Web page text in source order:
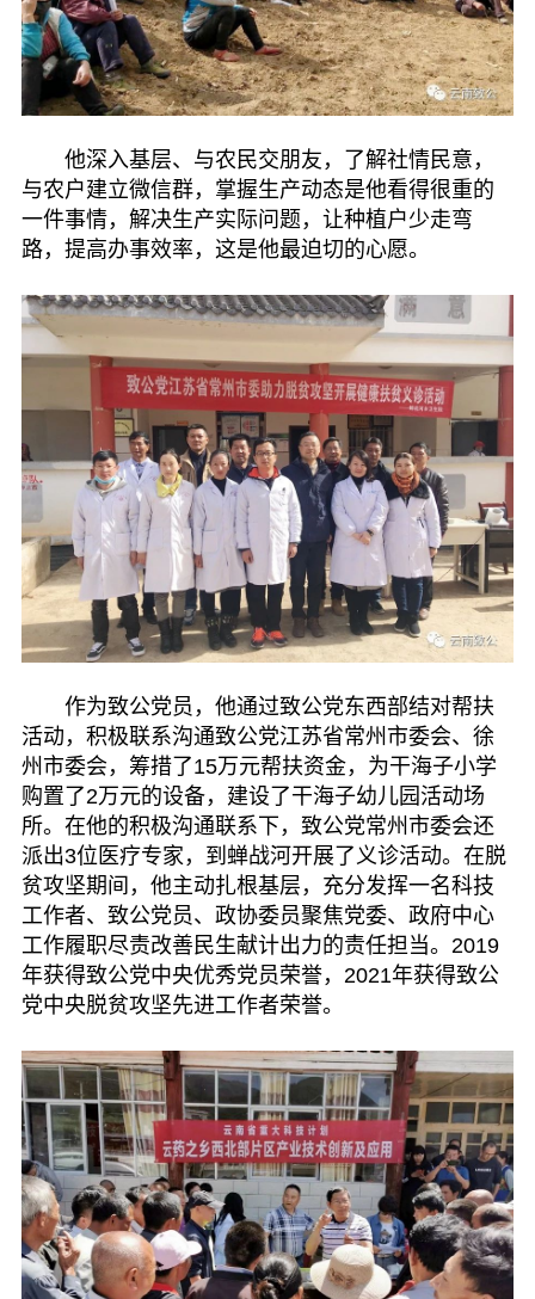
他深入基层、与农民交朋友，了解社情民意，
与农户建立微信群，掌握生产动态是他看得很重的
一件事情，解决生产实际问题，让种植户少走弯
路，提高办事效率，这是他最迫切的心愿。
作为致公党员，他通过致公党东西部结对帮扶
活动，积极联系沟通致公党江苏省常州市委会、徐
州市委会，筹措了15万元帮扶资金，为干海子小学
购置了2万元的设备，建设了干海子幼儿园活动场
所。在他的积极沟通联系下，致公党常州市委会还
派出3位医疗专家，到蝉战河开展了义诊活动。在脱
贫攻坚期间，他主动扎根基层，充分发挥一名科技
工作者、致公党员、政协委员聚焦党委、政府中心
工作履职尽责改善民生献计出力的责任担当。2019
年获得致公党中央优秀党员荣誉，2021年获得致公
党中央脱贫攻坚先进工作者荣誉。